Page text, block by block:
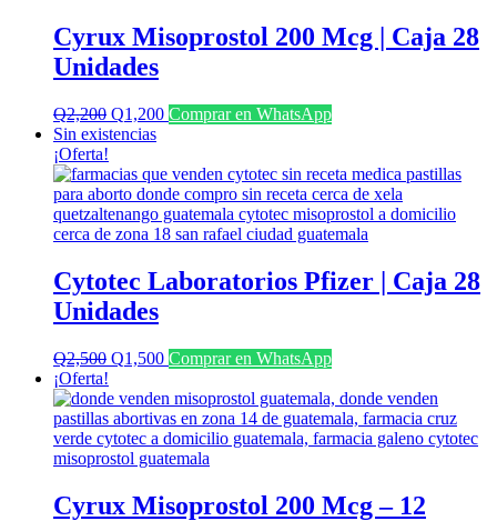
Cyrux Misoprostol 200 Mcg | Caja 28
Unidades
Q2,200 El
precio
era:
Q2,200.
Q1,200El
es:
Q1,200.
Comprar en WhatsApp
Sin existencias
¡Oferta!
Cytotec Laboratorios Pfizer | Caja 28
Unidades
Q2,500 El
original
era:
Q2,500.
Q1,500El
actual
es:
Q1,500.
Comprar en WhatsApp
¡Oferta!
Cyrux Misoprostol 200 Mcg – 12